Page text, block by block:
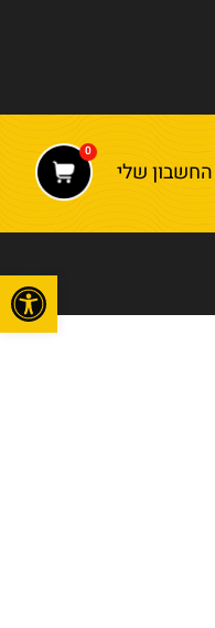
החשבון שלי
0